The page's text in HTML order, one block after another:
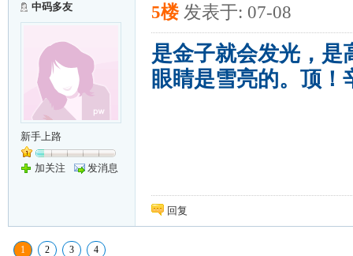
中码多友
新手上路
加关注 发消息
5楼 发表于: 07-08
是金子就会发光，是
眼睛是雪亮的。顶！
回复
1 2 3 4